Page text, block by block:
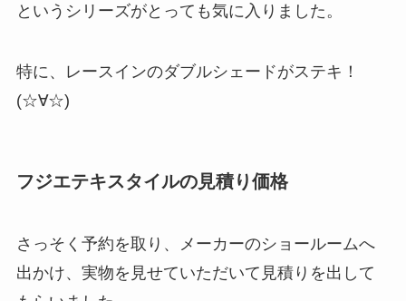
というシリーズがとっても気に入りました。
特に、 レースインのダブルシェードがステキ！
(☆∀☆)
フジエテキスタイルの見積り価格
さっそく予約を取り、メーカーのショールームへ
出かけ、実物を見せていただいて見積りを出して